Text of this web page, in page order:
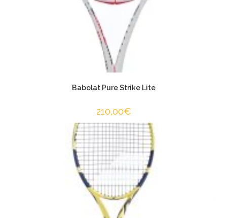
Babolat Pure Strike Lite
210,00€